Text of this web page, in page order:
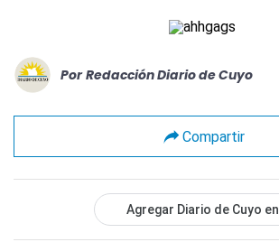
Por Redacción Diario de Cuyo
Compartir
Agregar Diario de Cuyo en